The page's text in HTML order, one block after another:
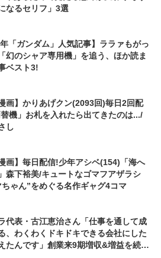
なるセリフ」3選
年「ガンダム」人気記事】ララァもがっ
幻のシャア専用機」を追う、ほか読ま
ベスト3!
画】かりあげクン(2093回)毎日2回配
機」お札を入れたら出てきたのは.../
し
画】毎日配信!少年アシベ(154)「海へ
森下裕美/キュートなゴマフアザラシ
ちゃん”をめぐる名作ギャグ4コマ
代表・古江恵治さん「仕事を通して成
、わくわくドキドキできる会社にした
たんです」創業来9期増収&増益を続け